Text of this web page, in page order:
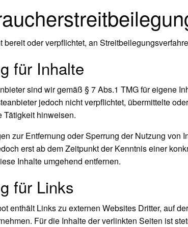
bereit oder verpflichtet, an
für Inhalte
sind wir gemäß § 7 Abs.1 TMG für eigene
jedoch nicht verpflichtet, übermittelte
Tätigkeit hinweisen.
zur Entfernung oder Sperrung der Nutzung
erst ab dem Zeitpunkt der Kenntnis einer
Inhalte umgehend entfernen.
für Links
enthält Links zu externen Websites Dritter, auf
Für die Inhalte der verlinkten Seiten ist